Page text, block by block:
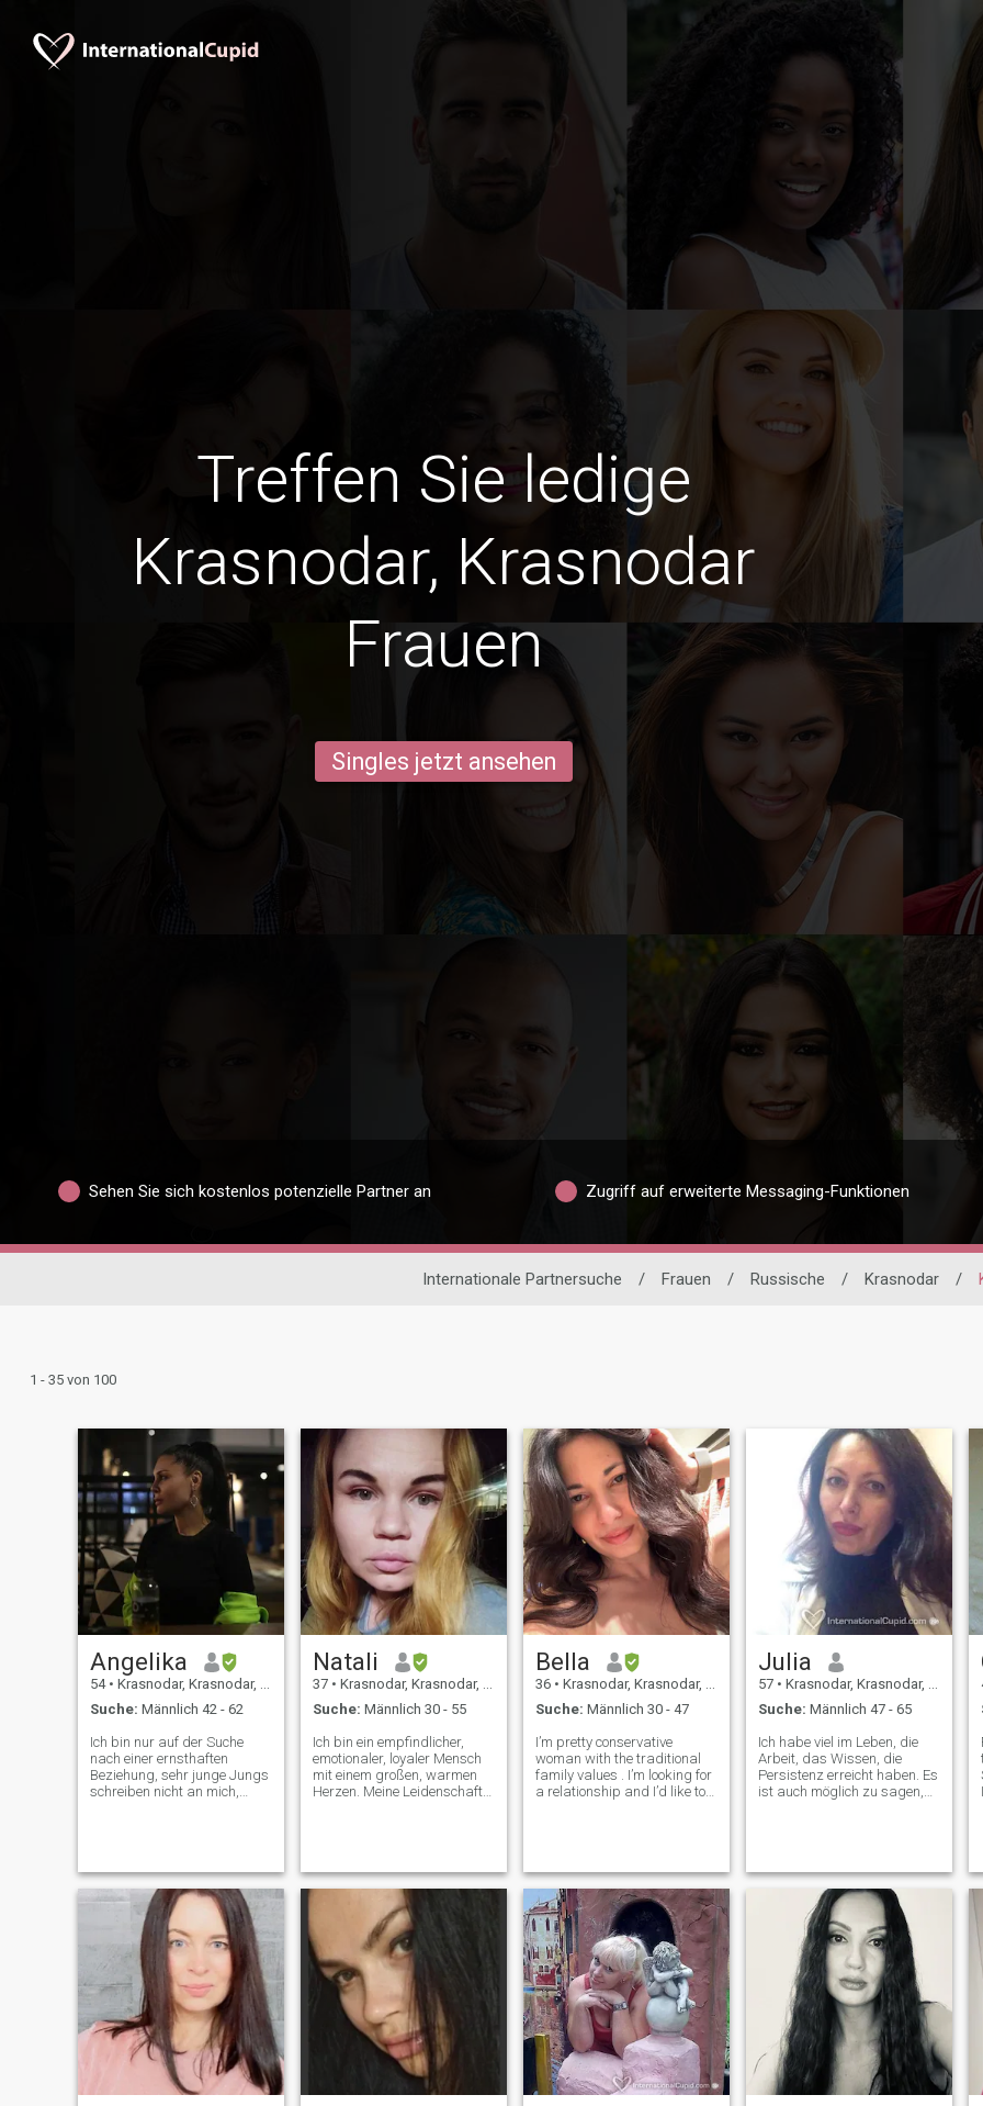
Treffen Sie ledige
Krasnodar, Krasnodar
Frauen
Singles jetzt ansehen
Sehen Sie sich kostenlos potenzielle Partner an Zugriff auf erweiterte Messaging-Funktionen
Internationale Partnersuche / Frauen / Russische / Krasnodar /
1 - 35 von 100
Angelika
54 • Krasnodar, Krasnodar, Russland
Suche: Männlich 42 - 62
Ich bin nur auf der Suche
nach einer ernsthaften
Beziehung, sehr junge Jungs
schreiben nicht an mich,
leben all our lives. Ich bin
bereit, überall hinzuziehen,
um in der Nähe meines
Geliebten zu sein.
Natali
37 • Krasnodar, Krasnodar, Russland
Suche: Männlich 30 - 55
Ich bin ein empfindlicher,
emotionaler, loyaler Mensch
mit einem großen, warmen
Herzen. Meine Leidenschaft
Familienorientiert und
einfach. Weit weg von der
Politik und nicht bereit,
darüber zu diskutieren. Ich
liebe es zu singen, wenn ich
fahre. Außerdem genieße ich
Skifahren, Segeln und
Stricken.
Bella
36 • Krasnodar, Krasnodar, Russland
Suche: Männlich 30 - 47
I’m pretty conservative
woman with the traditional
family values . I’m looking for
a relationship and I’d like to
nice trips and cozy family
Julia
57 • Krasnodar, Krasnodar, Russland
Suche: Männlich 47 - 65
Ich habe viel im Leben, die
Arbeit, das Wissen, die
Persistenz erreicht haben. Es
ist auch möglich zu sagen,
erfolgreiche Kopf.... "Spiele"
im Internet nicht interessant
sind, zu Mir, Ich suche ernste
Haltung. Am späten Abend
werden wir sitzen auf der
Terrasse in unserem Garten
in umarmte, feine Getränke
aus einem Glas Wein, leichter
zu rühren oder zu Stille
lauschen zu trinken und auf
wie viele wir sind froh, dass
wir gemeinsam.... zu
verstehen